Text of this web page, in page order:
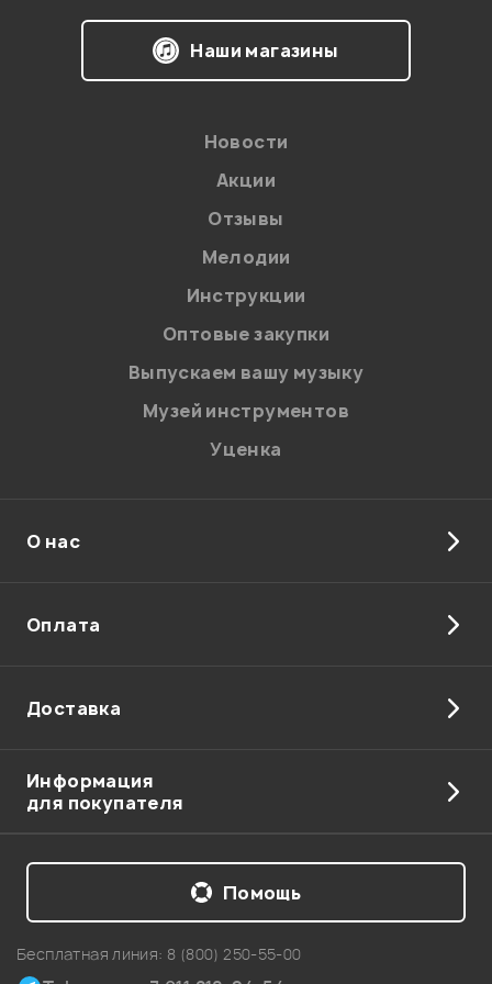
на обработку персональных данных в
Политикой в отношении обработки
персональных данных.
Введите проверочное число:
Отправить
Наши магазины
Новости
Акции
Отзывы
Мелодии
Инструкции
Оптовые закупки
Выпускаем вашу музыку
Музей инструментов
Уценка
О нас
Оплата
Доставка
Информация
для покупателя
Бесплатная линия: 8 (800) 250-55-00
Помощь